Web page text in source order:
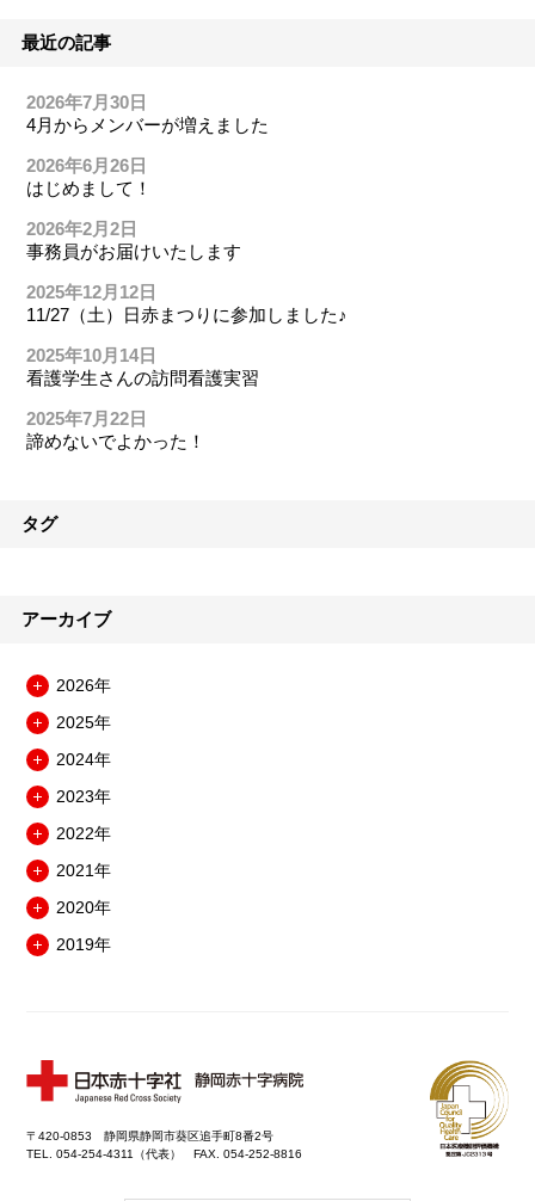
最近の記事
2026年7月30日
4月からメンバーが増えました
2026年6月26日
はじめまして！
2026年2月2日
事務員がお届けいたします
2025年12月12日
11/27（土）日赤まつりに参加しました♪
2025年10月14日
看護学生さんの訪問看護実習
2025年7月22日
諦めないでよかった！
タグ
アーカイブ
2026年
ニ
ュ
を
開
2025年
ニ
ュ
を
開
2024年
ニ
ュ
を
開
2023年
ニ
ュ
を
開
2022年
ニ
ュ
を
2021年
ニ
ュ
2020年
ニ
閉
2019年
を
開
〒420-0853 静岡県静岡市葵区追手町8番2号
TEL. 054-254-4311（代表） FAX. 054-252-8816